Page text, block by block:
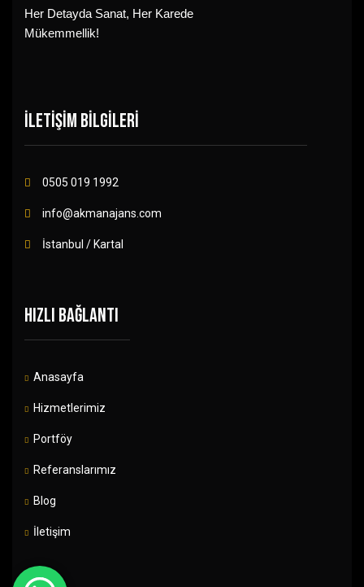
Her Detayda Sanat, Her Karede
Mükemmellik!
İLETİŞİM BİLGİLERİ
0505 019 1992
info@akmanajans.com
İstanbul / Kartal
HIZLI BAĞLANTI
Anasayfa
Hizmetlerimiz
Portföy
Referanslarımız
Blog
İletişim